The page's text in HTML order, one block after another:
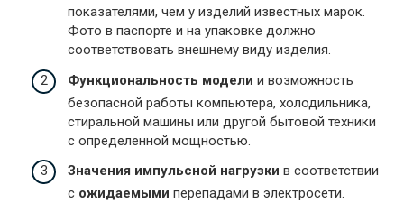
показателями, чем у изделий известных марок.
Фото в паспорте и на упаковке должно
соответствовать внешнему виду изделия.
Функциональность модели и возможность
безопасной работы компьютера, холодильника,
стиральной машины или другой бытовой техники
с определенной мощностью.
Значения импульсной нагрузки в соответствии
с ожидаемыми перепадами в электросети.